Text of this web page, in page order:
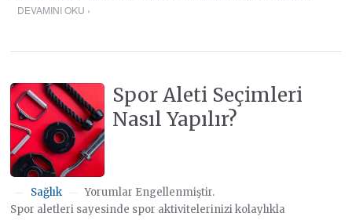
DEVAMINI OKU ›
Spor Aleti Seçimleri
Nasıl Yapılır?
Sağlık
Yorumlar Engellenmiştir.
Spor aletleri sayesinde spor aktivitelerinizi kolaylıkla